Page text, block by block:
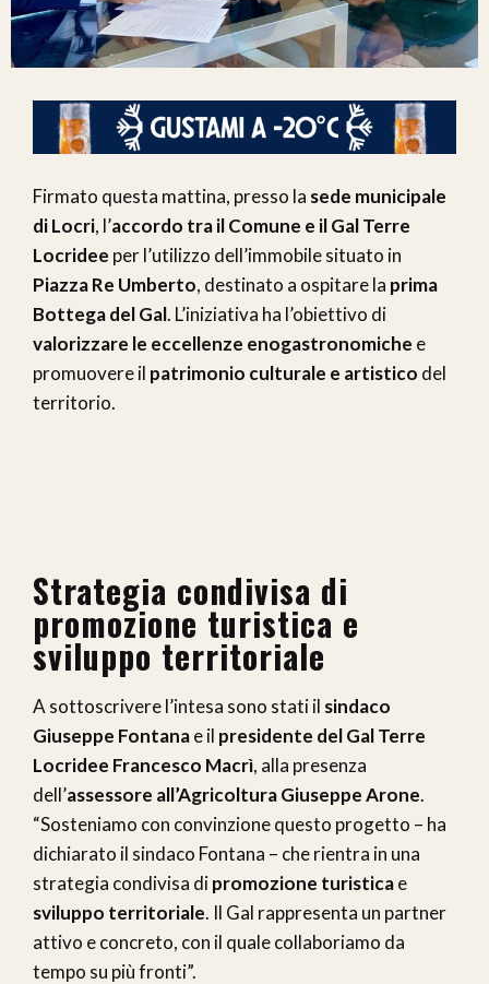
Firmato questa mattina, presso la sede municipale
di Locri, l’accordo tra il Comune e il Gal Terre
Locridee per l’utilizzo dell’immobile situato in
Piazza Re Umberto, destinato a ospitare la prima
Bottega del Gal. L’iniziativa ha l’obiettivo di
valorizzare le eccellenze enogastronomiche e
promuovere il patrimonio culturale e artistico del
territorio.
Strategia condivisa di
promozione turistica e
sviluppo territoriale
A sottoscrivere l’intesa sono stati il sindaco
Giuseppe Fontanae il presidente del Gal Terre
Locridee Francesco Macrì, alla presenza
dell’assessore all’Agricoltura Giuseppe Arone.
“Sosteniamo con convinzione questo progetto – ha
dichiarato il sindaco Fontana – che rientra in una
strategia condivisa dipromozione turisticae
sviluppo territoriale. Il Gal rappresenta un partner
attivo e concreto, con il quale collaboriamo da
tempo su più fronti”.